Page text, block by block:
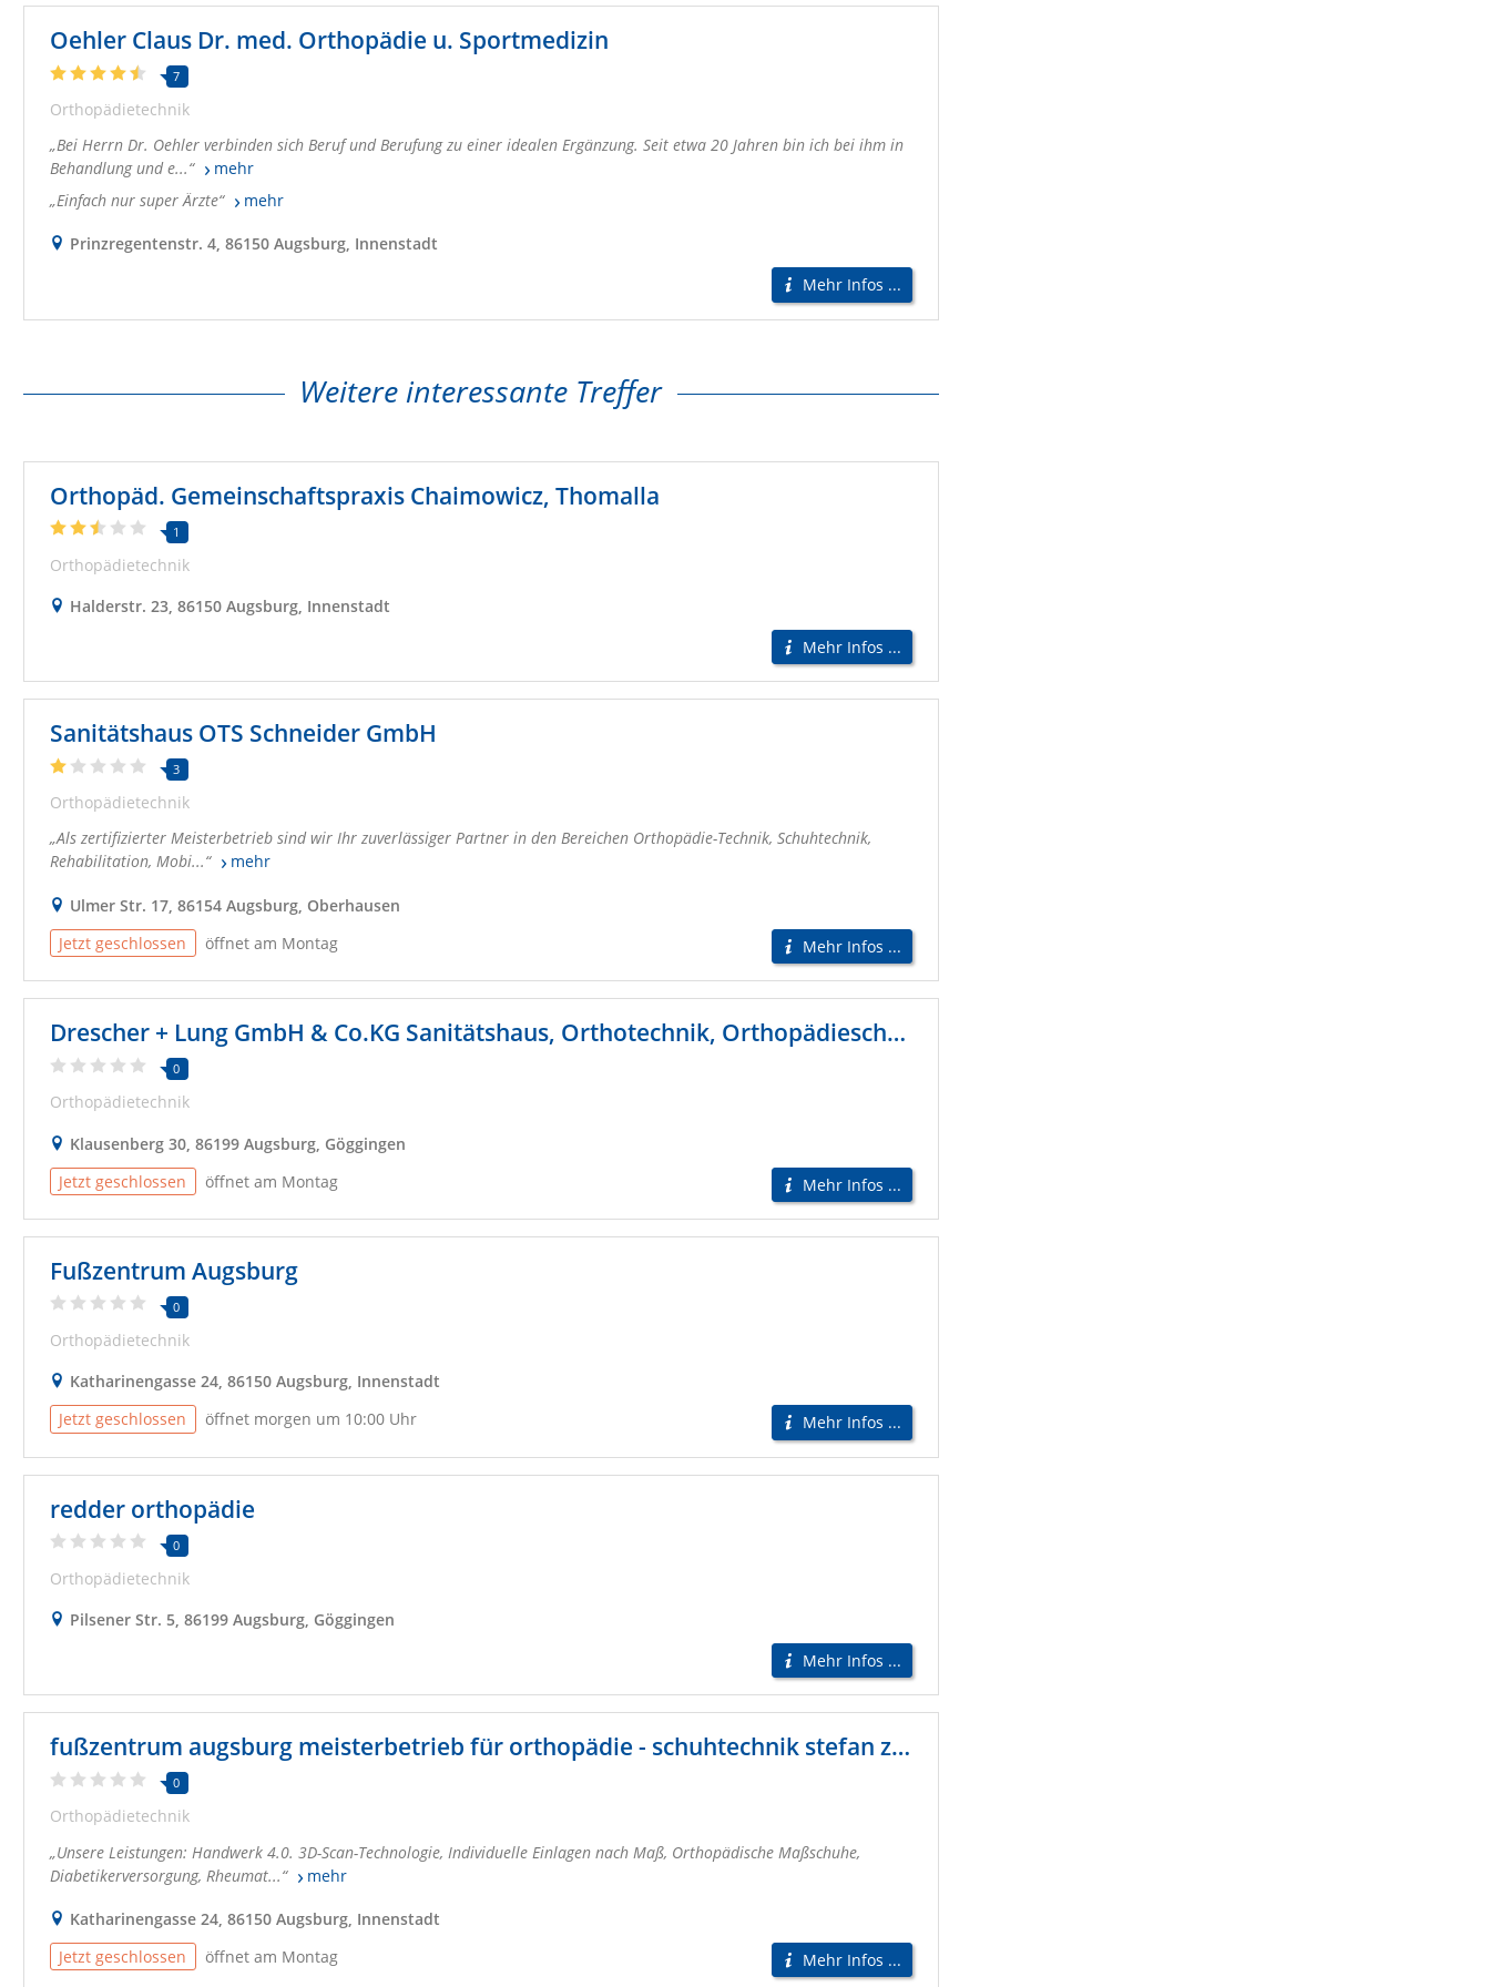
Oehler Claus Dr. med. Orthopädie u. Sportmedizin
7
Orthopädietechnik
Bei Herrn Dr. Oehler verbinden sich Beruf und Berufung zu einer idealen Ergänzung. Seit etwa 20 Jahren bin ich bei ihm in
Behandlung und e...
mehr
Einfach nur super Ärzte
mehr
Prinzregentenstr. 4, 86150 Augsburg, Innenstadt
Mehr Infos ...
Weitere interessante Treffer
Orthopäd. Gemeinschaftspraxis Chaimowicz, Thomalla
1
Orthopädietechnik
Halderstr. 23, 86150 Augsburg, Innenstadt
Mehr Infos ...
Sanitätshaus OTS Schneider GmbH
3
Orthopädietechnik
Als zertifizierter Meisterbetrieb sind wir Ihr zuverlässiger Partner in den Bereichen Orthopädie-Technik, Schuhtechnik,
Rehabilitation, Mobi...
mehr
Ulmer Str. 17, 86154 Augsburg, Oberhausen
Jetzt geschlossen
öffnet am Montag Mehr Infos ...
Drescher + Lung GmbH & Co.KG Sanitätshaus, Orthotechnik, Orthopädieschuhtechnik
0
Orthopädietechnik
Klausenberg 30, 86199 Augsburg, Göggingen
Jetzt geschlossen
öffnet am Montag Mehr Infos ...
Fußzentrum Augsburg
0
Orthopädietechnik
Katharinengasse 24, 86150 Augsburg, Innenstadt
Jetzt geschlossen
öffnet morgen um 10:00 Uhr Mehr Infos ...
redder orthopädie
0
Orthopädietechnik
Pilsener Str. 5, 86199 Augsburg, Göggingen
Mehr Infos ...
fußzentrum augsburg meisterbetrieb für orthopädie - schuhtechnik stefan ziegler e.k.
0
Orthopädietechnik
Unsere Leistungen: Handwerk 4.0. 3D-Scan-Technologie, Individuelle Einlagen nach Maß, Orthopädische Maßschuhe,
Diabetikerversorgung, Rheumat...
mehr
Katharinengasse 24, 86150 Augsburg, Innenstadt
Jetzt geschlossen
öffnet am Montag Mehr Infos ...